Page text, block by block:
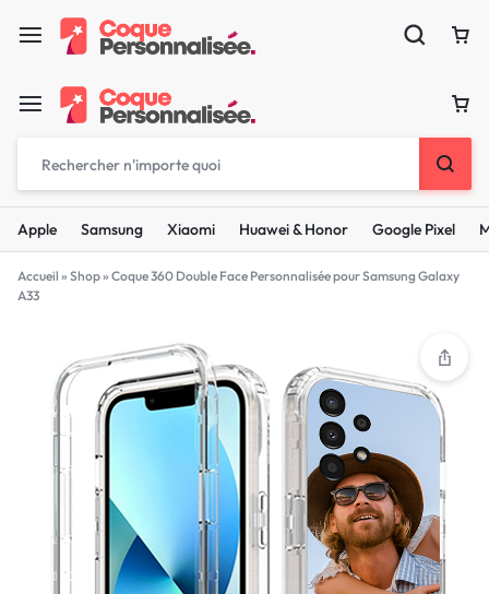
Apple Samsung Xiaomi Huawei & Honor Google Pixel
Accueil » Shop» Coque 360 Double Face Personnalisée pour Samsung Galaxy
A33